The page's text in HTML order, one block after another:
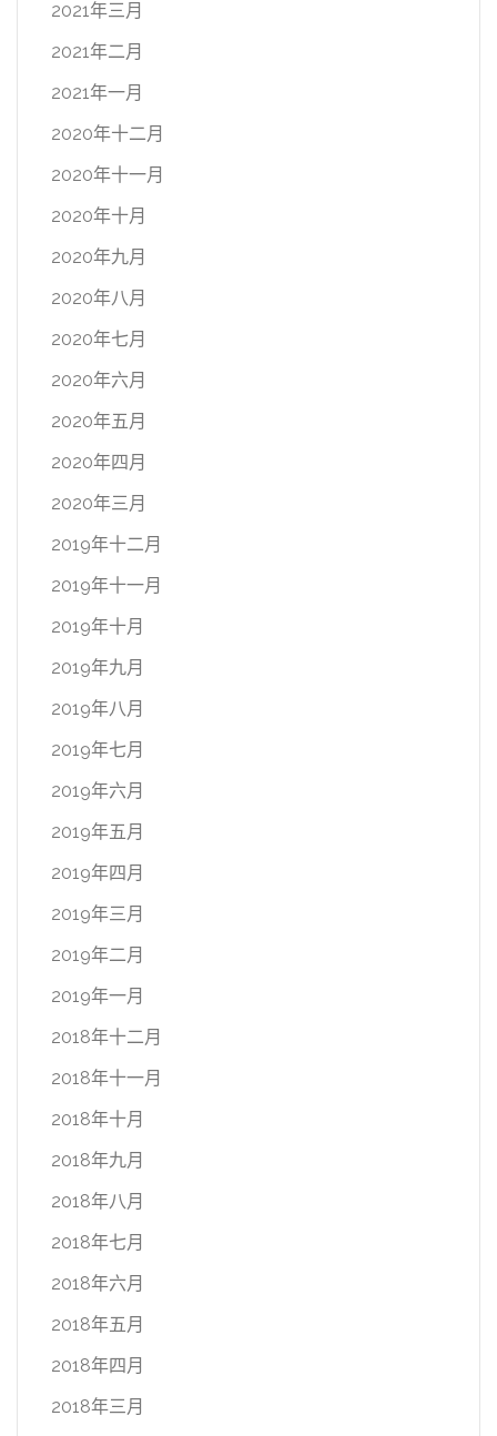
2021年三月
2021年二月
2021年一月
2020年十二月
2020年十一月
2020年十月
2020年九月
2020年八月
2020年七月
2020年六月
2020年五月
2020年四月
2020年三月
2019年十二月
2019年十一月
2019年十月
2019年九月
2019年八月
2019年七月
2019年六月
2019年五月
2019年四月
2019年三月
2019年二月
2019年一月
2018年十二月
2018年十一月
2018年十月
2018年九月
2018年八月
2018年七月
2018年六月
2018年五月
2018年四月
2018年三月